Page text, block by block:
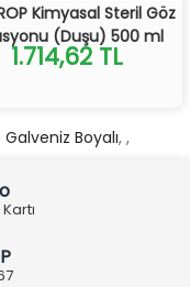
Kimyasal Steril Göz
(Duşu) 500 ml
1.714,62 TL
Boyalı, ,